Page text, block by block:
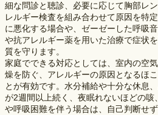
細な問診と聴診、必要に応じて胸部レ
レルギー検査を組み合わせて原因を特
に悪化する場合や、ゼーゼーした呼吸
や抗アレルギー薬を用いた治療で症状
質を守ります。
家庭でできる対応としては、室内の空
燥を防ぐ、アレルギーの原因となるほ
とが有効です。水分補給や十分な休息
が2週間以上続く、夜眠れないほどの
や呼吸困難を伴う場合は、自己判断せ